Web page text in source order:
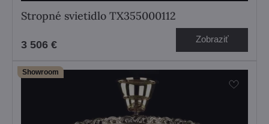
Stropné svietidlo TX355000112
3 506 € Zobraziť
Showroom